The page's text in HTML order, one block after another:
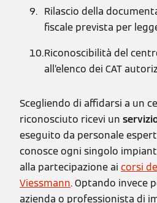
Rilascio della
fiscale prevista per
Riconoscibilità del
all’elenco dei CAT
Scegliendo di affidarsi a un
riconosciuto ricevi un
eseguito da personale
conosce ogni singolo
alla partecipazione ai corsi
Viessmann. Optando invece
azienda o professionista di